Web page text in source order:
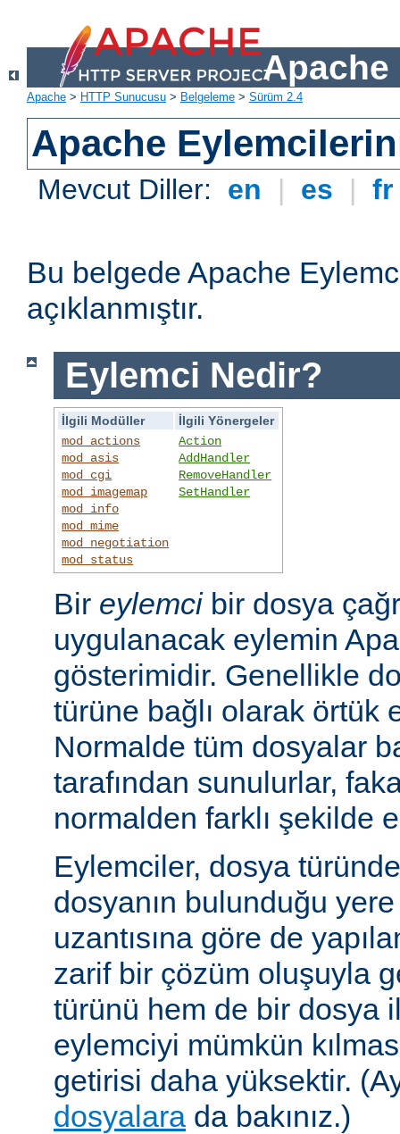
Apache
Apache > HTTP Sunucusu > Belgeleme > Sürüm 2.4
Apache
Mevcut Diller: en | es |
Bu belgede Apache
açıklanmıştır.
Eylemci Nedir?
İlgili Modüller
İlgili Yönergeler
mod_actions
mod_asis
mod_cgi
mod_imagemap
mod_info
mod_mime
mod_negotiation
mod_status
Action
AddHandler
RemoveHandler
SetHandler
Bir eylemcibir dosya
uygulanacak eylemin
gösterimidir. Genellikle
türüne bağlı olarak örtük
Normalde tüm dosyalar
tarafından sunulurlar,
normalden farklı şekilde
Eylemciler, dosya
dosyanın bulunduğu
uzantısına göre de
zarif bir çözüm oluşuyla
türünü hem de bir dosya
eylemciyi mümkün
getirisi daha yüksektir.
dosyalara da bakınız.)